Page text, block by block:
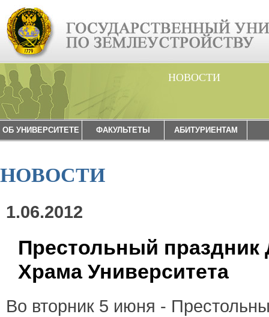
НОВОСТИ
ОБ УНИВЕРСИТЕТЕ ФАКУЛЬТЕТЫ АБИТУРИЕНТАМ
НОВОСТИ
1.06.2012
Престольный праздник
Храма Университета
Во вторник 5 июня -